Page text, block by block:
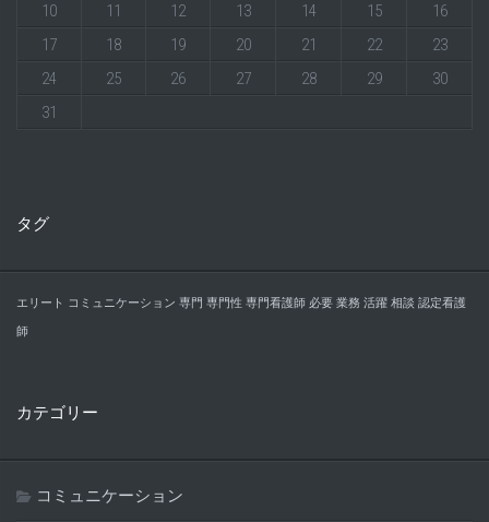
10
11 12 13 14 15
16
17
18 19 20 21 22
23
24
25 26 27 28 29
30
31
タグ
エリート コミュニケーション 専門 専門性 専門看護師 必要 業務 活躍 相談 認定看護
師
カテゴリー
コミュニケーション